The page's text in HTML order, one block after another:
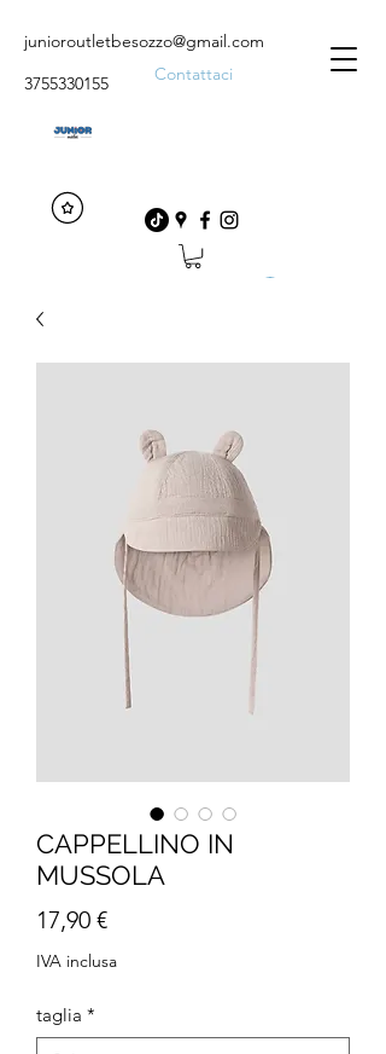
junioroutletbesozzo@gmail.com
Contattaci
3755330155
CAPPELLINO IN
MUSSOLA
17,90 €Prezzo
IVA inclusa
taglia *